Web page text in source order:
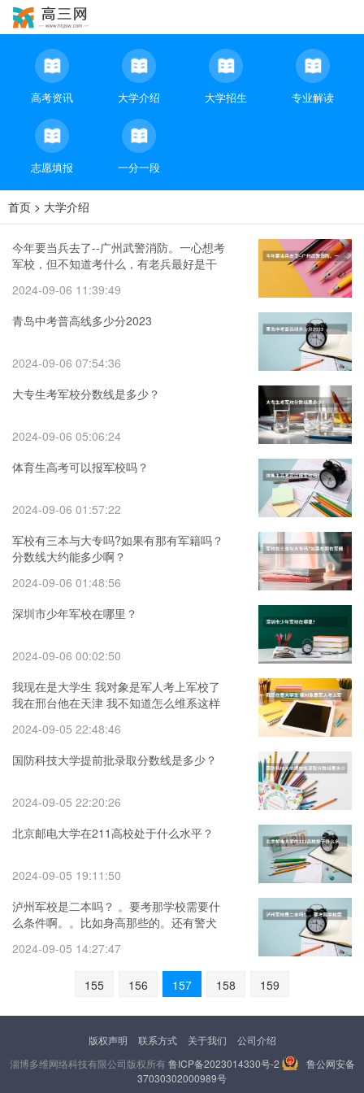
高考资讯 大学介绍 大学招生 专业解读
志愿填报 一分一段
首页 > 大学介绍
今年要当兵去了--广州武警消防。一心想考
军校，但不知道考什么，有老兵最好是干
2024-09-06 11:39:49
青岛中考普高线多少分2023
2024-09-06 07:54:36
大专生考军校分数线是多少？
2024-09-06 05:06:24
体育生高考可以报军校吗？
2024-09-06 01:57:22
军校有三本与大专吗?如果有那有军籍吗？
分数线大约能多少啊？
2024-09-06 01:48:56
深圳市少年军校在哪里？
2024-09-06 00:02:50
我现在是大学生 我对象是军人考上军校了
我在邢台他在天津 我不知道怎么维系这样
2024-09-05 22:48:46
国防科技大学提前批录取分数线是多少？
2024-09-05 22:20:26
北京邮电大学在211高校处于什么水平？
2024-09-05 19:11:50
泸州军校是二本吗？ 。要考那学校需要什
么条件啊。。比如身高那些的。还有警犬
2024-09-05 14:27:47
155 156 157 158 159
版权声明 联系方式 关于我们
公司介绍
淄博多维网络科技有限公司版权所有鲁ICP备2023014330号-2
鲁公网安备
37030302000989号